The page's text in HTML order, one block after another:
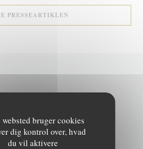
websted bruger cookies
dig kontrol over, hvad
du vil aktivere
PRESSEARTIKLEN